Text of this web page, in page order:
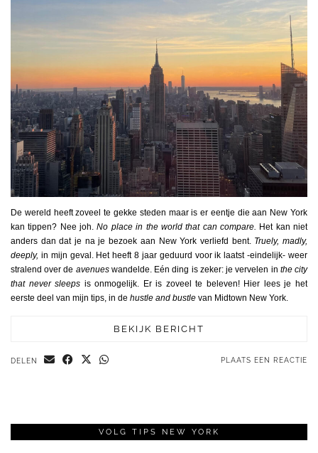
De wereld heeft zoveel te gekke steden maar is er eentje die aan New York
kan tippen? Nee joh.No place in the world that can compare. Het kan niet
anders dan dat je na je bezoek aan New York verliefd bent. Truely, madly,
deeply, in mijn geval. Het heeft 8 jaar geduurd voor ik laatst -eindelijk- weer
stralend over de avenues wandelde. Eén ding is zeker: je vervelen in the city
that never sleeps is onmogelijk. Er is zoveel te beleven! Hier lees je het
eerste deel van mijn tips, in de hustle and bustle van Midtown New York.
BEKIJK BERICHT
DELEN PLAATS EEN REACTIE
VOLG TIPS NEW YORK